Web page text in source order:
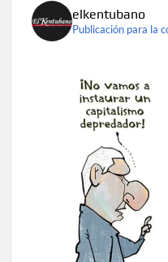
elkentubano
Publicación para la